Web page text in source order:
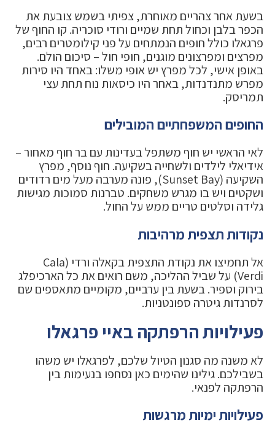
בשעת אחר צהריים מאוחרת, צפיתי בשמש צובעת את
הכפר בלבן וכחול תחת שמיים ורודי סוכריה. קו החוף של
פרגאלו כולל חופים הנמתחים על פני קילומטרים רבים,
מפרצים ומפרצונים מוגנים, חופי חול – סיכום הולם.
באופן אישי, לכל מפרץ יש אופי משלו: באחד היו סירות
מפרש מתנדנדות, באחר היו כיסאות נוח תחת עצי
תמריסק.
החופים המשפחתיים המובילים
לאי הראשי יש חוף משתפל בעדינות עם בר חוף מאחור –
אידיאלי לילדים ולשחייה בשקיעה. חוף נוסף, מפרץ
השקיעה (Sunset Bay), פונה מערבה מעל מים רדודים
ושקטים ויש בו מגרש משחקים. טברנות סמוכות מגישות
גלידה וסלטים טריים ממש על החול.
נקודות תצפית מרהיבות
אל תחמיצו את נקודת התצפית בקאלה ורדי (Cala
Verdi) על שביל ההליכה, משם רואים את כל הארכיפלג
בירוק וספיר. בשעת בין ערביים, מקומיים מתאספים שם
לסרנדות גיטרה ספונטניות.
פעילויות הרפתקה באיי פרגאלו
לא משנה מה סגנון הטיול שלכם, לפרגאלו יש משהו
בשבילכם. גילינו שהימים כאן נסחפו בנעימות בין
הרפתקה לפנאי.
פעילויות ימיות מרגשות